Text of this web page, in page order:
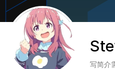
写简介